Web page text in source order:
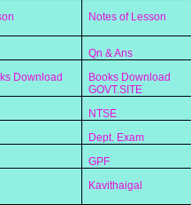
Notes of Lesson
Qn & Ans
Download
Books Download
GOVT.SITE
NTSE
Dept. Exam
GPF
Kavithaigal